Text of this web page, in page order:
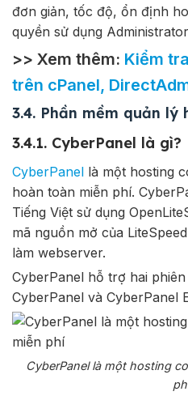
đơn giản, tốc độ, ổn định
quyền sử dụng
>> Xem thêm: Kiểm
trên cPanel,
3.4. Phần mềm quản lý
3.4.1. CyberPanel là gì?
CyberPanel là một hosting
hoàn toàn miễn phí.
Tiếng Việt sử dụng
mã nguồn mở của
làm webserver.
CyberPanel hỗ trợ hai
CyberPanel và CyberPanel
CyberPanel là một hosting